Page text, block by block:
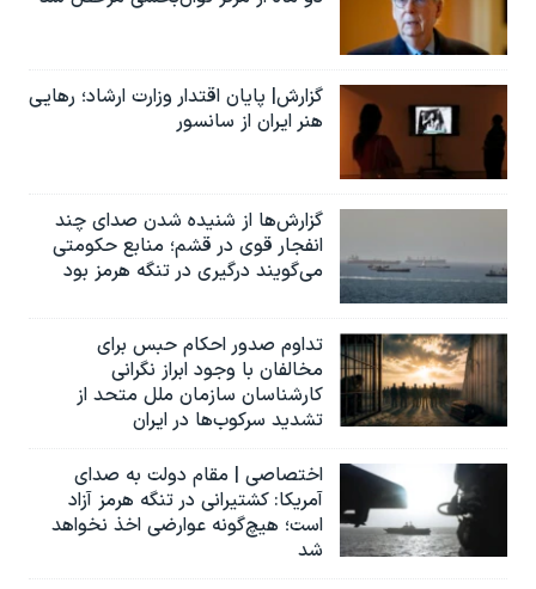
گزارش| پایان اقتدار وزارت ارشاد؛ رهایی
هنر ایران از سانسور
گزارش‌ها از شنیده شدن صدای چند
انفجار قوی در قشم؛ منابع حکومتی
می‌گویند درگیری در تنگه هرمز بود
تداوم صدور احکام حبس برای
مخالفان با وجود ابراز نگرانی
کارشناسان سازمان ملل متحد از
تشدید سرکوب‌ها در ایران
اختصاصی | مقام دولت به صدای
آمریکا: کشتیرانی در تنگه هرمز آزاد
است؛ هیچ‌گونه عوارضی اخذ نخواهد
شد